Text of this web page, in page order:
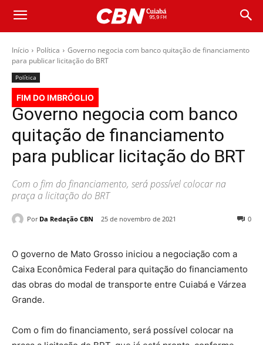
Início Política
Governo negocia com banco quitação de financiamento
para publicar licitação do BRT
Política
FIM DO IMBRÓGLIO
Governo negocia com banco
quitação de financiamento
para publicar licitação do BRT
Com o fim do financiamento, será possível colocar na
praça a licitação do BRT
Por Da Redação CBN 25 de novembro de 2021 0
O governo de Mato Grosso iniciou a negociação com a
Caixa Econômica Federal para quitação do financiamento
das obras do modal de transporte entre Cuiabá e Várzea
Grande.
Com o fim do financiamento, será possível colocar na